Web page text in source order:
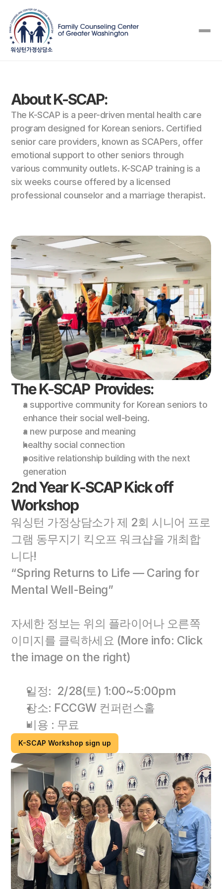
About K-SCAP:
The K-SCAP is a peer-driven mental health care
program designed for Korean seniors. Certified
senior care providers, known as SCAPers, offer
emotional support to other seniors through
various community outlets. K-SCAP training is a
six weeks course offered by a licensed
professional counselor and a marriage therapist.
The K-SCAP  Provides:
a supportive community for Korean seniors to
enhance their social well-being.
a new purpose and meaning
healthy social connection
positive relationship building with the next
generation
2nd Year K-SCAP Kick off
Workshop
워싱턴 가정상담소가 제 2회 시니어 프로
그램 동무지기 킥오프 워크샵을 개최합
니다!
“Spring Returns to Life — Caring for
Mental Well-Being”
자세한 정보는 위의 플라이어나 오른쪽
이미지를 클릭하세요 (More info: Click
the image on the right)
일정:  2/28(토) 1:00~5:00pm
장소: FCCGW 컨퍼런스홀
비용 : 무료
K-SCAP Workshop sign up